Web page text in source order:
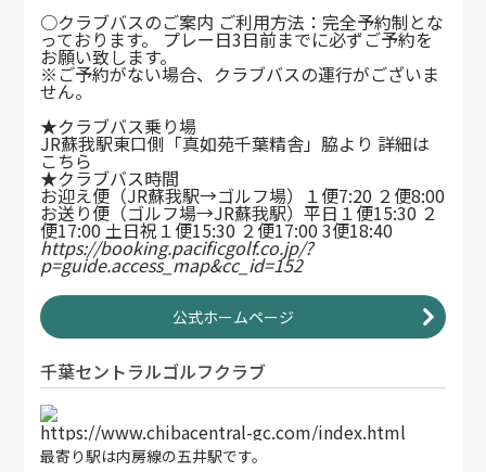
○クラブバスのご案内 ご利用方法：完全予約制とな
っております。 プレー日3日前までに必ずご予約を
お願い致します。
※ご予約がない場合、クラブバスの運行がございま
せん。
★クラブバス乗り場
JR蘇我駅東口側「真如苑千葉精舎」脇より 詳細は
こちら
★クラブバス時間
お迎え便（JR蘇我駅→ゴルフ場）１便7:20 ２便8:00
お送り便（ゴルフ場→JR蘇我駅）平日１便15:30 ２
便17:00 土日祝１便15:30 ２便17:00 3便18:40
https://booking.pacificgolf.co.jp/?
p=guide.access_map&cc_id=152
公式ホームページ
千葉セントラルゴルフクラブ
https://www.chibacentral-gc.com/index.html
最寄り駅は内房線の五井駅です。